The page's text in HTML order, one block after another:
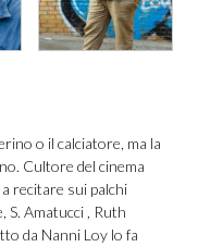
o il calciatore, ma la
Cultore del cinema
recitare sui palchi
Amatucci , Ruth
da Nanni Loy lo fa